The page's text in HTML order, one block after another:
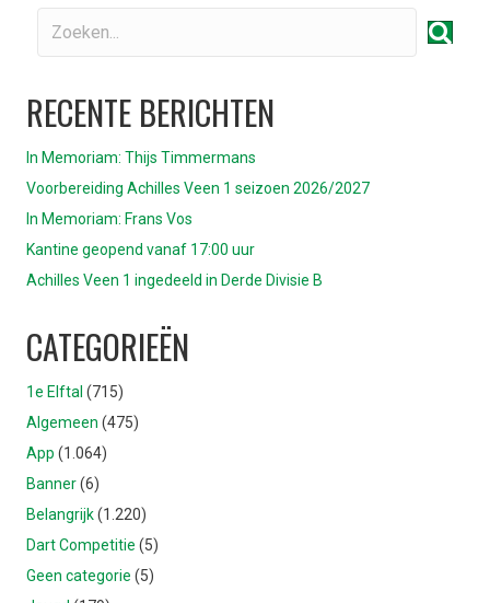
RECENTE BERICHTEN
In Memoriam: Thijs Timmermans
Voorbereiding Achilles Veen 1 seizoen 2026/2027
In Memoriam: Frans Vos
Kantine geopend vanaf 17:00 uur
Achilles Veen 1 ingedeeld in Derde Divisie B
CATEGORIEËN
1e Elftal (715)
Algemeen (475)
App (1.064)
Banner(6)
Belangrijk(1.220)
Dart Competitie (5)
Geen categorie (5)